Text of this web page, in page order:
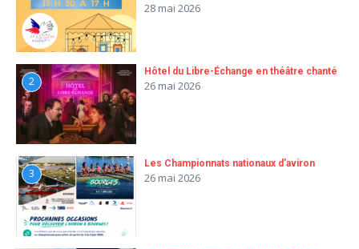
28 mai 2026
2
Hôtel du Libre-Échange en théâtre chanté
26 mai 2026
3
Les Championnats nationaux d’aviron
26 mai 2026